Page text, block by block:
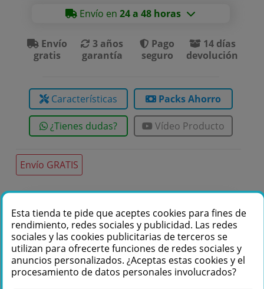
Envío GRATIS
Te podemos ayudar
+34 976 36 61 60
Envío en24 a 48 horas
Envío
gratis
3 años
garantía
Pago
seguro
14 días
devolución
Características Packs Ahorro
¿Tienes dudas? Vídeo Producto
Esta tienda te pide que aceptes cookies para fines de
rendimiento, redes sociales y publicidad. Las redes
sociales y las cookies publicitarias de terceros se
utilizan para ofrecerte funciones de redes sociales y
anuncios personalizados. ¿Aceptas estas cookies y el
procesamiento de datos personales involucrados?